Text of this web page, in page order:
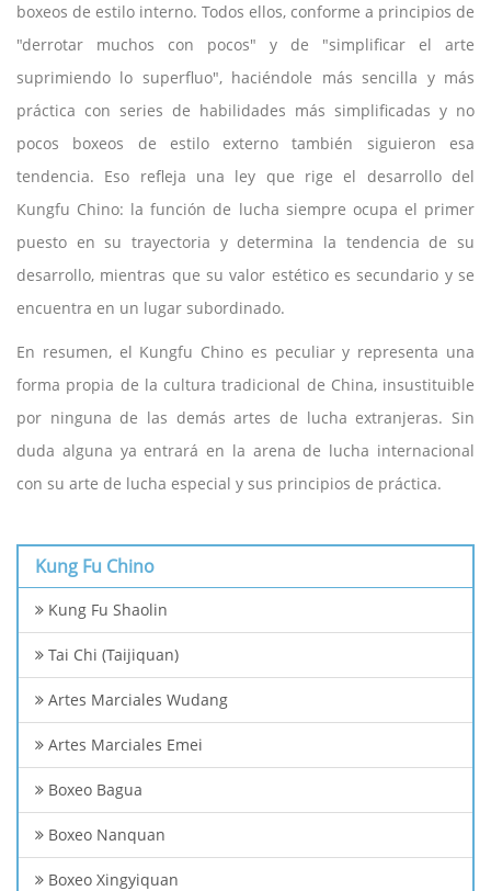
boxeos de estilo interno. Todos ellos, conforme a principios de
"derrotar muchos con pocos" y de "simplificar el arte
suprimiendo lo superfluo", haciéndole más sencilla y más
práctica con series de habilidades más simplificadas y no
pocos boxeos de estilo externo también siguieron esa
tendencia. Eso refleja una ley que rige el desarrollo del
Kungfu Chino: la función de lucha siempre ocupa el primer
puesto en su trayectoria y determina la tendencia de su
desarrollo, mientras que su valor estético es secundario y se
encuentra en un lugar subordinado.
En resumen, el Kungfu Chino es peculiar y representa una
forma propia de la cultura tradicional de China, insustituible
por ninguna de las demás artes de lucha extranjeras. Sin
duda alguna ya entrará en la arena de lucha internacional
con su arte de lucha especial y sus principios de práctica.
Kung Fu Chino
Kung Fu Shaolin
Tai Chi (Taijiquan)
Artes Marciales Wudang
Artes Marciales Emei
Boxeo Bagua
Boxeo Nanquan
Boxeo Xingyiquan